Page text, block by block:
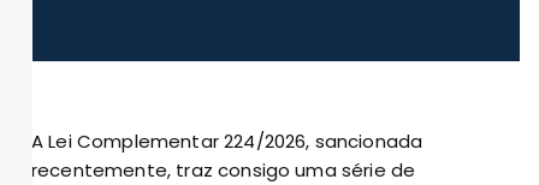
A Lei Complementar 224/2026, sancionada
recentemente, traz consigo uma série de